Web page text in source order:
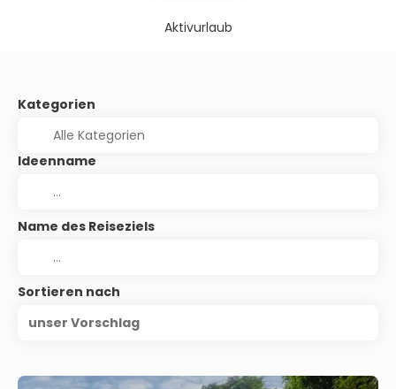
Aktivurlaub
Kategorien
Ideenname
Name des Reiseziels
Sortieren nach
unser Vorschlag